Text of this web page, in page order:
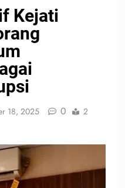
Kejati
18, 2025 0
2